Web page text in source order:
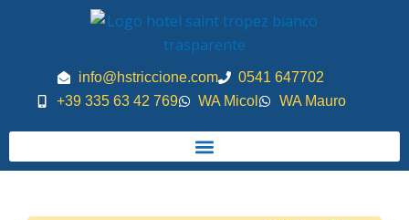
info@hstriccione.com
0541 647702
+39 335 63 42 769
WA Micol WA Mauro